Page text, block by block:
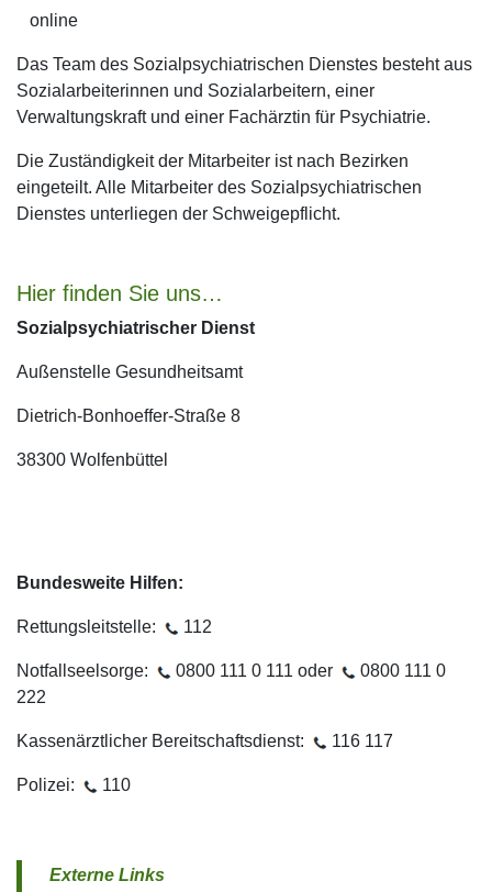
online
Das Team des Sozialpsychiatrischen Dienstes besteht aus
Sozialarbeiterinnen und Sozialarbeitern, einer
Verwaltungskraft und einer Fachärztin für Psychiatrie.
Die Zuständigkeit der Mitarbeiter ist nach Bezirken
eingeteilt. Alle Mitarbeiter des Sozialpsychiatrischen
Dienstes unterliegen der Schweigepflicht.
Hier finden Sie uns…
Sozialpsychiatrischer Dienst
Außenstelle Gesundheitsamt
Dietrich-Bonhoeffer-Straße 8
38300 Wolfenbüttel
Bundesweite Hilfen:
Rettungsleitstelle: 112
Notfallseelsorge: 0800 111 0 111 oder
0800 111 0
222
Kassenärztlicher Bereitschaftsdienst: 116 117
Polizei: 110
Externe Links